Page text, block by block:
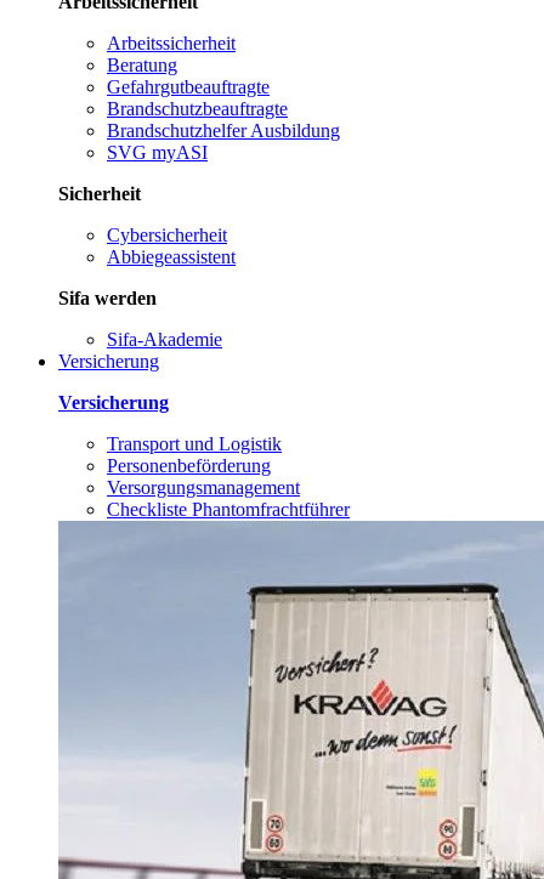
Arbeitssicherheit
Beratung
Gefahrgutbeauftragte
Brandschutzbeauftragte
Brandschutzhelfer Ausbildung
SVG myASI
Sicherheit
Cybersicherheit
Abbiegeassistent
Sifa werden
Sifa-Akademie
Versicherung
Versicherung
Transport und Logistik
Personenbeförderung
Versorgungsmanagement
Checkliste Phantomfrachtführer